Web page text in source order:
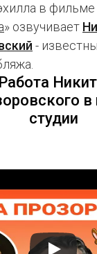
в фильме
» озвучивает
-
Работа
в
студии